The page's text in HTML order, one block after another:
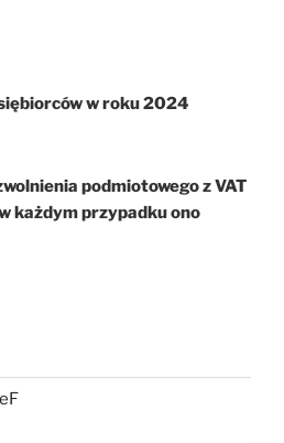
w roku 2024
podmiotowego z VAT
każdym przypadku ono